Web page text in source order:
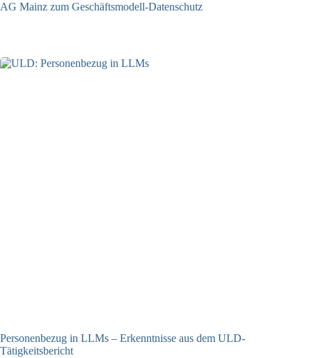
AG Mainz zum Geschäftsmodell-Datenschutz
Personenbezug in LLMs – Erkenntnisse aus dem ULD-
Tätigkeitsbericht